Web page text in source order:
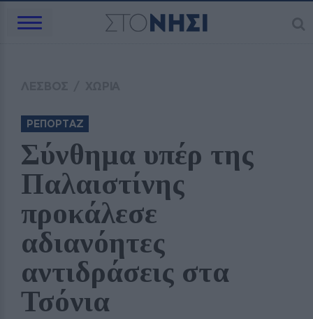
ΡΕΠΟΡΤΑΖ
Σύνθημα υπέρ της
Παλαιστίνης
προκάλεσε
αδιανόητες
αντιδράσεις στα
Τσόνια